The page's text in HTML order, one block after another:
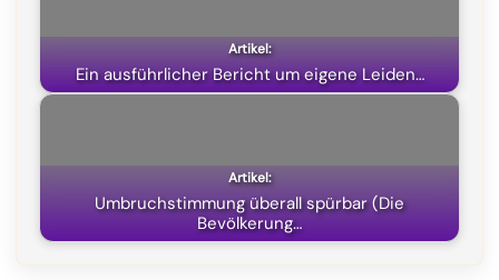
Ein ausführlicher Bericht um eigene Leiden…
Umbruchstimmung überall spürbar (Die
Bevölkerung…